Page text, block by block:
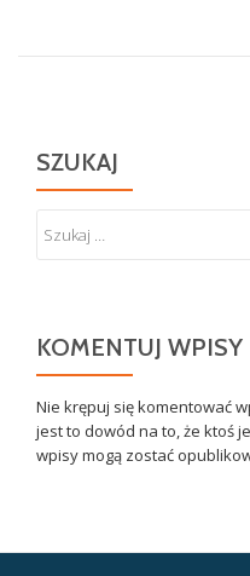
SZUKAJ
KOMENTUJ WPISY
Nie krępuj się komentować
jest to dowód na to, że ktoś
wpisy mogą zostać